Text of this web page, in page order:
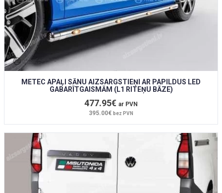
METEC APAĻI SĀNU AIZSARGSTIEŅI AR PAPILDUS LED
GABARĪTGAISMĀM (L1 RITEŅU BĀZE)
477.95€ ar PVN
395.00€ bez PVN